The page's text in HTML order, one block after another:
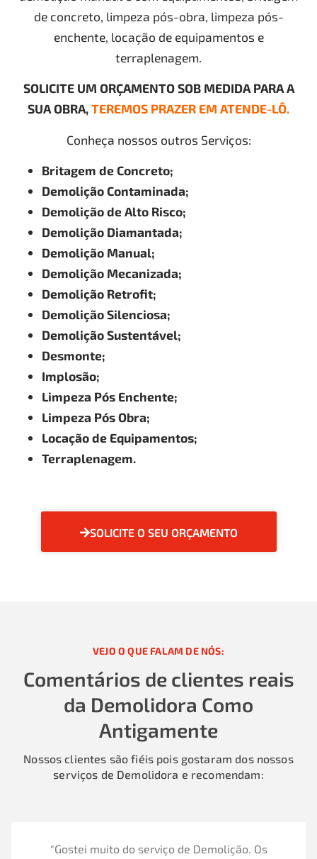
de concreto, limpeza pós-obra, limpeza pós-
enchente, locação de equipamentos e
terraplenagem.
SOLICITE UM ORÇAMENTO SOB MEDIDA PARA A
SUA OBRA,TEREMOS PRAZER EM ATENDE-LÔ.
Conheça nossos outros Serviços:
Britagem de Concreto;
Demolição Contaminada;
Demolição de Alto Risco;
Demolição Diamantada;
Demolição Manual;
Demolição Mecanizada;
Demolição Retrofit;
Demolição Silenciosa;
Demolição Sustentável;
Desmonte;
Implosão;
Limpeza Pós Enchente;
Limpeza Pós Obra;
Locação de Equipamentos;
Terraplenagem.
SOLICITE O SEU ORÇAMENTO
VEJO O QUE FALAM DE NÓS:
Comentários de clientes reais
da Demolidora Como
Antigamente
Nossos clientes são fiéis pois gostaram dos nossos
serviços de Demolidora e recomendam:
"Gostei muito do serviço de Demolição. Os